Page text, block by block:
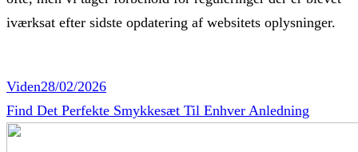
iværksat efter sidste opdatering af websitets oplysninger.
Viden28/02/2026
Find Det Perfekte Smykkesæt Til Enhver Anledning